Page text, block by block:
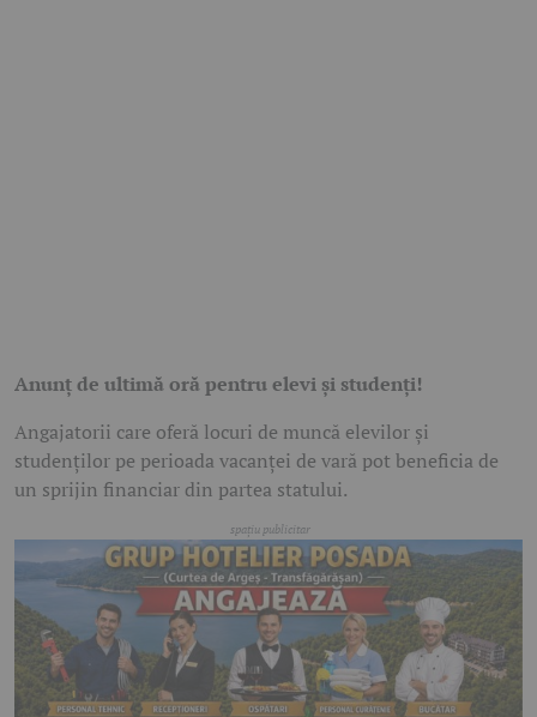
Anunț de ultimă oră pentru elevi și studenți!
Angajatorii care oferă locuri de muncă elevilor și
studenților pe perioada vacanței de vară pot beneficia de
un sprijin financiar din partea statului.